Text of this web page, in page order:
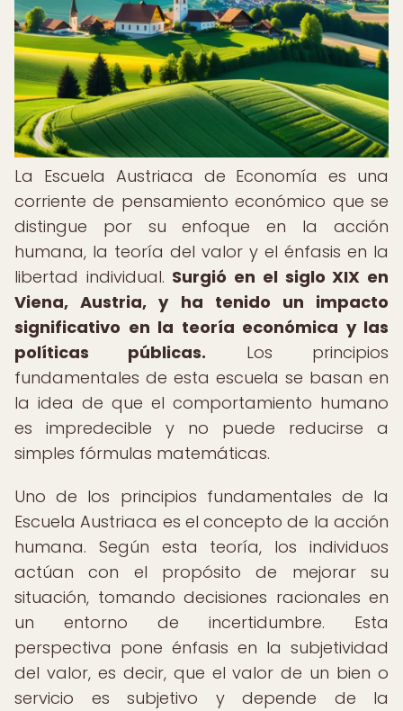
La Escuela Austriaca de Economía es una
corriente de pensamiento económico que se
distingue por su enfoque en la acción
humana, la teoría del valor y el énfasis en la
libertad individual. Surgió en el siglo XIX en
Viena, Austria, y ha tenido un impacto
significativo en la teoría económica y las
políticas públicas. Los principios
fundamentales de esta escuela se basan en
la idea de que el comportamiento humano
es impredecible y no puede reducirse a
simples fórmulas matemáticas.
Uno de los principios fundamentales de la
Escuela Austriaca es el concepto de la acción
humana. Según esta teoría, los individuos
actúan con el propósito de mejorar su
situación, tomando decisiones racionales en
un entorno de incertidumbre. Esta
perspectiva pone énfasis en la subjetividad
del valor, es decir, que el valor de un bien o
servicio es subjetivo y depende de la